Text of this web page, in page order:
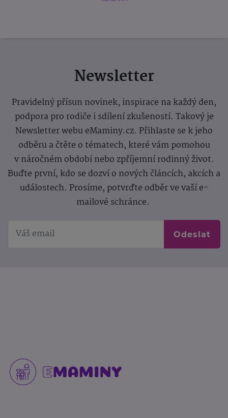
Newsletter
Pravidelný přísun novinek, inspirace na každý den,
podpora pro rodiče i sdílení zkušeností. Takový je
Newsletter webu eMaminy.cz. Přihlaste se k jeho
odběru a čtěte o tématech, které vám pomohou
v náročném období nebo zpříjemní rodinný život.
Buďte první, kdo se dozví o nových článcích, akcích a
událostech. Prosíme, potvrďte odběr ve vaší e-
mailové schránce.
Odeslat